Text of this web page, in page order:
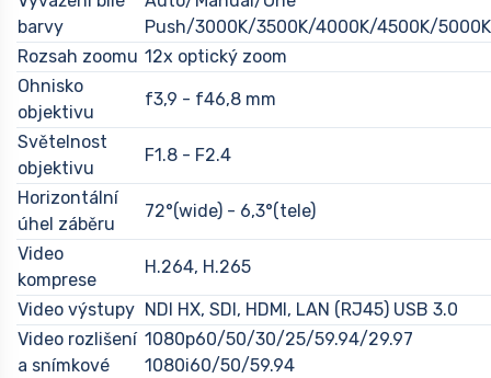
barvy
Push/3000K/3500K/4000K/4500K/
Rozsah zoomu 12x optický zoom
Ohnisko
objektivu
f3,9 - f46,8 mm
Světelnost
objektivu
F1.8 - F2.4
Horizontální
úhel záběru
72°(wide) - 6,3°(tele)
Video
komprese
H.264, H.265
Video výstupy NDI HX, SDI, HDMI, LAN (RJ45) USB 3.0
Video rozlišení
a snímkové
1080p60/50/30/25/59.94/29.97
1080i60/50/59.94